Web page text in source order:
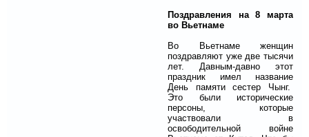
Поздравления на 8 марта
во Вьетнаме
Во Вьетнаме женщин
поздравляют уже две тысячи
лет. Давным-давно этот
праздник имел название
День памяти сестер Чынг.
Это были исторические
персоны, которые
участвовали в
освободительной войне